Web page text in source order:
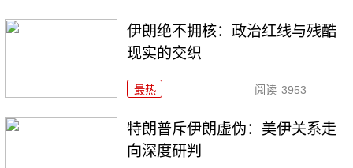
伊朗绝不拥核：政治红线与残酷
现实的交织
最热 阅读 3953
特朗普斥伊朗虚伪：美伊关系走
向深度研判